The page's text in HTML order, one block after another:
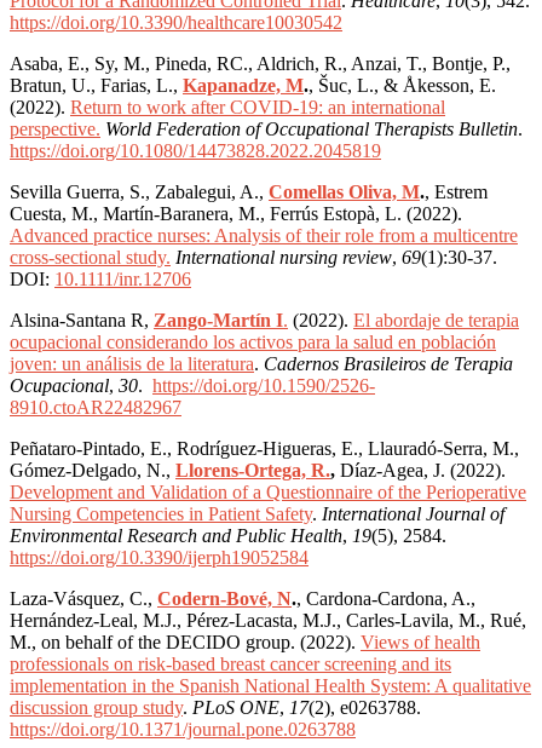
https://doi.org/10.3390/healthcare10030542
Asaba, E., Sy, M., Pineda, RC., Aldrich, R., Anzai, T., Bontje, P.,
Bratun, U., Farias, L., Kapanadze, M., Šuc, L., & Åkesson, E.
(2022). Return to work after COVID-19: an international
perspective. World Federation of Occupational Therapists Bulletin.
https://doi.org/10.1080/14473828.2022.2045819
Sevilla Guerra, S., Zabalegui, A., Comellas Oliva, M., Estrem
Cuesta, M., Martín-Baranera, M., Ferrús Estopà, L. (2022).
Advanced practice nurses: Analysis of their role from a multicentre
cross-sectional study. International nursing review, 69(1):30-37.
DOI: 10.1111/inr.12706
Alsina-Santana R, Zango-Martín I. (2022). El abordaje de terapia
ocupacional considerando los activos para la salud en población
joven: un análisis de la literatura. Cadernos Brasileiros de Terapia
Ocupacional, 30. https://doi.org/10.1590/2526-
8910.ctoAR22482967
Peñataro-Pintado, E., Rodríguez-Higueras, E., Llauradó-Serra, M.,
Gómez-Delgado, N., Llorens-Ortega, R., Díaz-Agea, J. (2022).
Development and Validation of a Questionnaire of the Perioperative
Nursing Competencies in Patient Safety. International Journal of
Environmental Research and Public Health, 19(5), 2584.
https://doi.org/10.3390/ijerph19052584
Laza-Vásquez, C., Codern-Bové, N., Cardona-Cardona, A.,
Hernández-Leal, M.J., Pérez-Lacasta, M.J., Carles-Lavila, M., Rué,
M., on behalf of the DECIDO group. (2022). Views of health
professionals on risk-based breast cancer screening and its
implementation in the Spanish National Health System: A qualitative
discussion group study. PLoS ONE, 17(2), e0263788.
https://doi.org/10.1371/journal.pone.0263788